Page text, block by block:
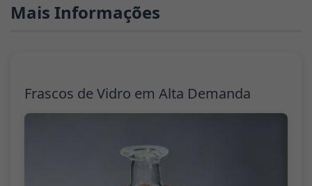
Mais Informações
Frascos de Vidro em Alta Demanda